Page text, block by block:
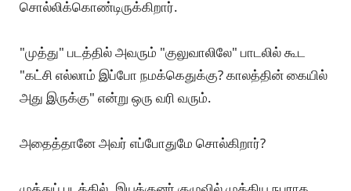
அப்படி எழுதப்பட்ட வசனம் தான் "நான் எப்போ வருவேன்
எப்படி வருவேன்னு தெரியாது, ஆனா வர வேண்டிய
நேரத்துல கரெக்ட்டா வருவேன்".
இது மாதிரி வசனங்களைத் தான் ரசிகர்கள்
எதிர்பார்ப்பார்கள்.
அந்த வசனத்தை அவர் உச்சரிக்கும் போது, கைத்தட்டல்